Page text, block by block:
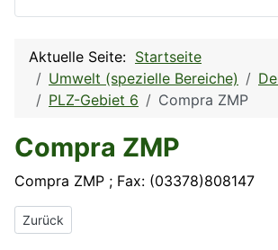
Aktuelle Seite: Startseite
Umwelt (spezielle Bereiche)
PLZ-Gebiet 6
Compra ZMP
Compra ZMP
Compra ZMP ; Fax: (03378)808147
Vorheriger Beitrag: Compra Gesellschaft
Zurück